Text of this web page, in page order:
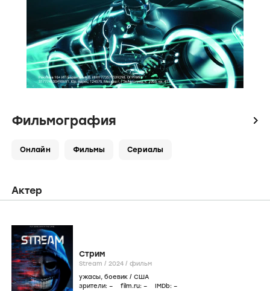
Фильмография icon
Онлайн Фильмы Сериалы
Актер
Стрим
Stream / 2024 / фильм
ужасы, боевик / США
зрители: – film.ru: – IMDb: –